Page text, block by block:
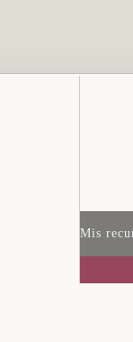
Mis